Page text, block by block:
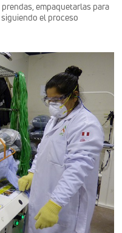
empaquetarlas para
el proceso